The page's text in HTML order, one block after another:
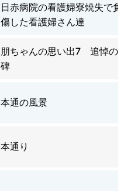
日赤病院の看護婦寮焼失で負
傷した看護婦さん達
朋ちゃんの思い出7 追悼の
碑
本通の風景
本通り